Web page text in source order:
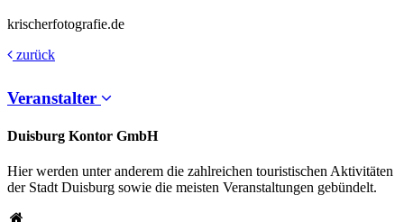
krischerfotografie.de
zurück
Veranstalter
Duisburg Kontor GmbH
Hier werden unter anderem die zahlreichen touristischen Aktivitäten
der Stadt Duisburg sowie die meisten Veranstaltungen gebündelt.